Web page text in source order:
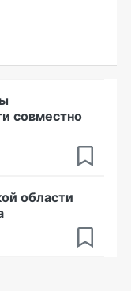
совместно
области